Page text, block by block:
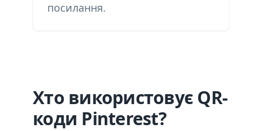
посилання.
Хто використовує QR-
коди Pinterest?